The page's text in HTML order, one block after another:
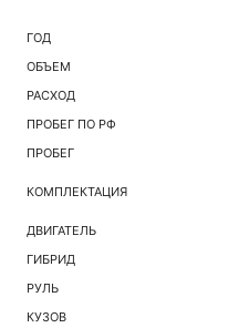
ГОД
ОБЪЕМ
РАСХОД
ПРОБЕГ ПО РФ
ПРОБЕГ
КОМПЛЕКТАЦИЯ
ДВИГАТЕЛЬ
ГИБРИД
РУЛЬ
КУЗОВ